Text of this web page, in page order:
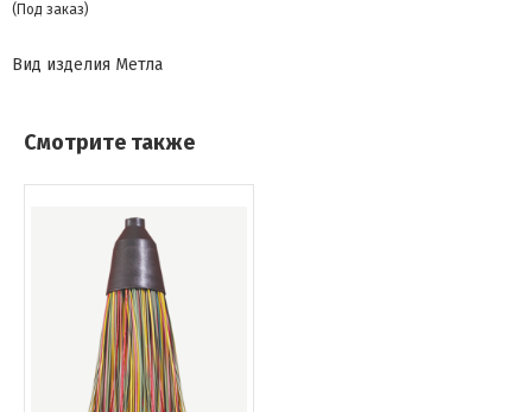
(Под заказ)
Вид изделия Метла
Смотрите также